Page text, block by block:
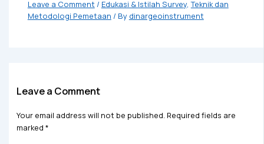
Leave a Comment/ Edukasi & Istilah Survey,Teknik dan
Metodologi Pemetaan / By dinargeoinstrument
Leave a Comment
Your email address will not be published. Required fields are
marked *